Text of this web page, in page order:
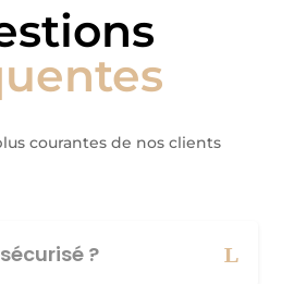
courantes de nos clients
?